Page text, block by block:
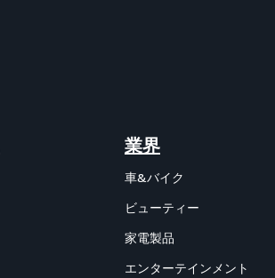
業界
車&バイク
ビューティー
家電製品
エンターテインメント